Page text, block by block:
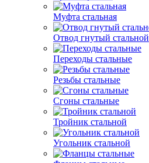
Муфта стальная
Отвод гнутый стальной
Переходы стальные
Резьбы стальные
Сгоны стальные
Тройник стальной
Угольник стальной